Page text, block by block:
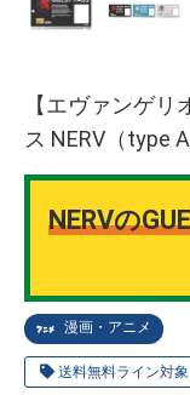
漫画・アニメ
送料無料ライン対象
【エヴァンゲ
ス NERV（type A
NERVの